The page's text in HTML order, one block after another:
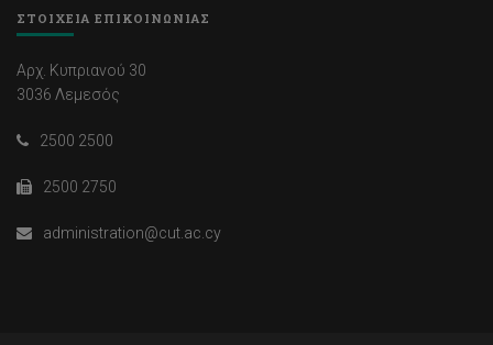
ΣΤΟΙΧΕΙΑ ΕΠΙΚΟΙΝΩΝΙΑΣ
Αρχ. Κυπριανού 30
3036 Λεμεσός
2500 2500
2500 2750
administration@cut.ac.cy